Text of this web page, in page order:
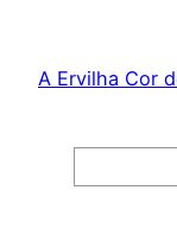
content
A Ervilha Cor